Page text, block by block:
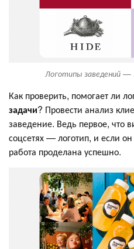
Логотипы заведений
Как проверить, помогает ли
задачи? Провести анализ
заведение. Ведь первое, что
соцсетях — логотип, и если
работа проделана успешно.